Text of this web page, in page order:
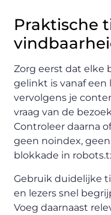
Praktische
Zorg eerst dat elke
gelinkt is vanaf een
vervolgens je
vraag van de
Controleer daarna
geen noindex,
blokkade in
Gebruik duidelijke
en lezers snel
Voeg daarnaast